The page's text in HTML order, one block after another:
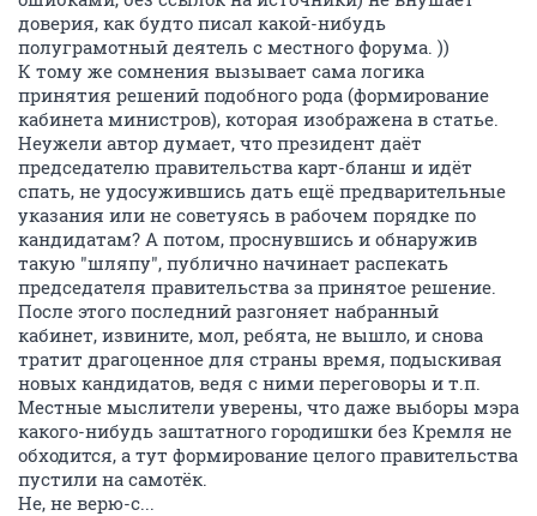
доверия, как будто писал какой-нибудь
полуграмотный деятель с местного форума. ))
К тому же сомнения вызывает сама логика
принятия решений подобного рода (формирование
кабинета министров), которая изображена в статье.
Неужели автор думает, что президент даёт
председателю правительства карт-бланш и идёт
спать, не удосужившись дать ещё предварительные
указания или не советуясь в рабочем порядке по
кандидатам? А потом, проснувшись и обнаружив
такую "шляпу", публично начинает распекать
председателя правительства за принятое решение.
После этого последний разгоняет набранный
кабинет, извините, мол, ребята, не вышло, и снова
тратит драгоценное для страны время, подыскивая
новых кандидатов, ведя с ними переговоры и т.п.
Местные мыслители уверены, что даже выборы мэра
какого-нибудь заштатного городишки без Кремля не
обходится, а тут формирование целого правительства
пустили на самотёк.
Не, не верю-с...